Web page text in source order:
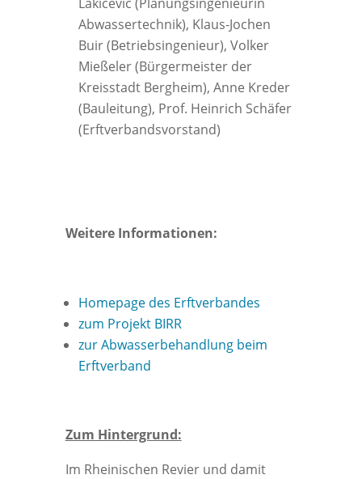
Abwassertechnik), Klaus-Jochen
Buir (Betriebsingenieur), Volker
Mießeler (Bürgermeister der
Kreisstadt Bergheim), Anne Kreder
(Bauleitung), Prof. Heinrich Schäfer
(Erftverbandsvorstand)
Weitere Informationen:
Homepage des Erftverbandes
zum Projekt BIRR
zur Abwasserbehandlung beim
Erftverband
Zum Hintergrund:
Im Rheinischen Revier und damit